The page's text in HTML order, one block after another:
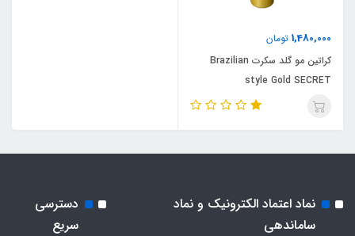
1,480,000 تومان
کراتین مو گلد سکرت Brazilian
style Gold SECRET
نماد اعتماد الکترونیک و نماد
ساماندهی
دسترسی
سریع